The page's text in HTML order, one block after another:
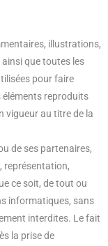
illustrations,
que toutes les
pour faire
éléments reproduits
vigueur au titre de la
de ses partenaires,
représentation,
ce soit, de tout ou
informatiques, sans
interdites. Le fait
la prise de